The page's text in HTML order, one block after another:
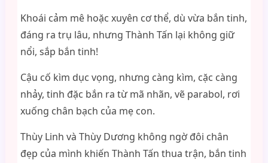
Khoái cảm mê hoặc xuyên cơ thể, dù vừa bắn tinh,
đáng ra trụ lâu, nhưng Thành Tấn lại không giữ
nổi, sắp bắn tinh!
Cậu cố kìm dục vọng, nhưng càng kìm, cặc càng
nhảy, tinh đặc bắn ra từ mã nhãn, vẽ parabol, rơi
xuống chân bạch của mẹ con.
Thùy Linh và Thùy Dương không ngờ đôi chân
đẹp của mình khiến Thành Tấn thua trận, bắn tinh